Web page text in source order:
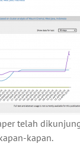
telah
kapan.